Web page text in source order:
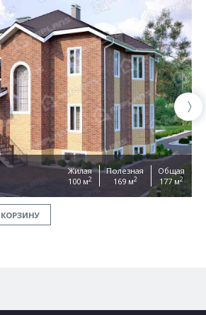
Жилая
100 м2
Полезная
169 м2
Общая
177 м2
КОРЗИНУ